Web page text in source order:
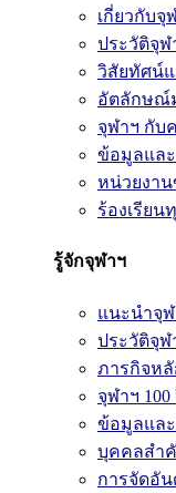
เกี่ยวกับจุ
ประวัติจุฬ
วิสัยทัศน์
อัตลักษณ์
จุฬาฯ กับ
ข้อมูลแล
หน่วยงา
ร้องเรีย
รู้จักจุฬาฯ
แนะนำจุฬ
ประวัติจุฬ
ภารกิจหลั
จุฬาฯ 100
ข้อมูลแล
บุคคลสำ
การจัดอั